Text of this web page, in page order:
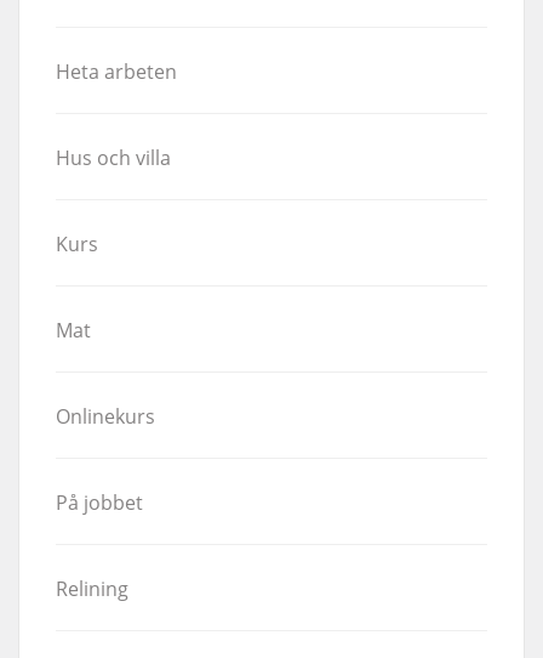
Heta arbeten
Hus och villa
Kurs
Mat
Onlinekurs
På jobbet
Relining